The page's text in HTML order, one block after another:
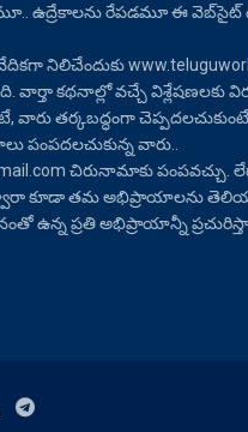
ఉద్రేకాలను రేపడమూ ఈ వెబ్‌సైట్
నిలిచేందుకు
వార్తా కథనాల్లో వచ్చే విశ్లేషణలకు
వారు తర్కబద్ధంగా
పంపదలచుకున్న వారు..
చిరునామాకు పంపవచ్చు.
ద్వారా కూడా తమ అభిప్రాయాలను
ఉన్న ప్రతి అభిప్రాయాన్నీ